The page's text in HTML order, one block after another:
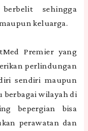
sehingga
keluarga.
Premier yang
perlindungan
sendiri maupun
berbagai wilayah di
bepergian bisa
perawatan dan